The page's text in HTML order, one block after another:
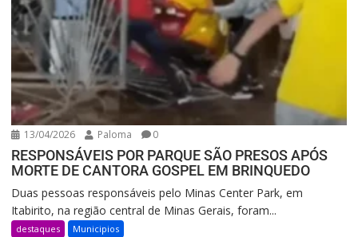
13/04/2026 Paloma 0
RESPONSÁVEIS POR PARQUE SÃO PRESOS APÓS
MORTE DE CANTORA GOSPEL EM BRINQUEDO
Duas pessoas responsáveis pelo Minas Center Park, em
Itabirito, na região central de Minas Gerais, foram...
destaques Municipios